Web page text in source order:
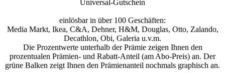
Universal-Gutschein
einlösbar in über 100 Geschäften:
Media Markt, Ikea, C&A, Dehner, H&M, Douglas, Otto, Zalando,
Decathlon, Obi, Galeria u.v.m.
Die Prozentwerte unterhalb der Prämie zeigen Ihnen den
prozentualen Prämien- und Rabatt-Anteil (am Abo-Preis) an. Der
grüne Balken zeigt Ihnen den Prämienanteil nochmals graphisch an.